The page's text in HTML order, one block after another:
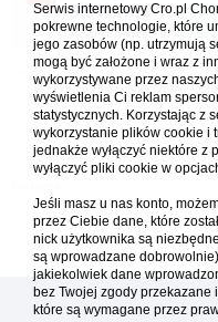
Słowenię
wSamochodem - trasy,
Forum Chorwacja Online -
Usuń ciasteczka• Strefa
Serwis internetowy Cro.pl
pokrewne technologie, które
jego zasobów (np. utrzymują
mogą być założone i wraz z
wykorzystywane przez
wyświetlenia Ci reklam
statystycznych. Korzystając z
wykorzystanie plików cookie i
jednakże wyłączyć niektóre z
wyłączyć pliki cookie w
Jeśli masz u nas konto,
przez Ciebie dane, które
nick użytkownika są
są wprowadzane
jakiekolwiek dane
bez Twojej zgody
które są wymagane przez